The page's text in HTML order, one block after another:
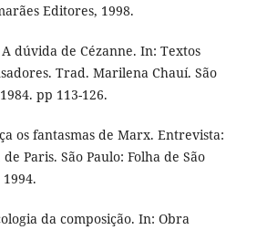
Editores, 1998.
A dúvida de Cézanne. In: Textos
Trad. Marilena Chauí. São
pp 113-126.
os fantasmas de Marx. Entrevista:
Paris. São Paulo: Folha de São
da composição. In: Obra